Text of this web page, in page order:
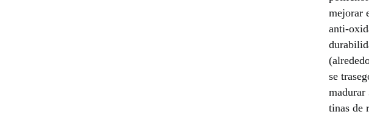
mejorar
anti-
se
madurar
tinas de